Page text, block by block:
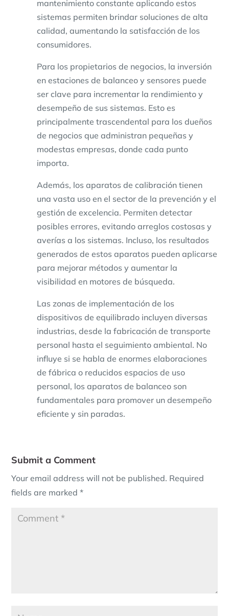
mantenimiento constante aplicando estos
sistemas permiten brindar soluciones de alta
calidad, aumentando la satisfacción de los
consumidores.
Para los propietarios de negocios, la inversión
en estaciones de balanceo y sensores puede
ser clave para incrementar la rendimiento y
desempeño de sus sistemas. Esto es
principalmente trascendental para los dueños
de negocios que administran pequeñas y
modestas empresas, donde cada punto
importa.
Además, los aparatos de calibración tienen
una vasta uso en el sector de la prevención y el
gestión de excelencia. Permiten detectar
posibles errores, evitando arreglos costosas y
averías a los sistemas. Incluso, los resultados
generados de estos aparatos pueden aplicarse
para mejorar métodos y aumentar la
visibilidad en motores de búsqueda.
Las zonas de implementación de los
dispositivos de equilibrado incluyen diversas
industrias, desde la fabricación de transporte
personal hasta el seguimiento ambiental. No
influye si se habla de enormes elaboraciones
de fábrica o reducidos espacios de uso
personal, los aparatos de balanceo son
fundamentales para promover un desempeño
eficiente y sin paradas.
Submit a Comment
Your email address will not be published. Required
fields are marked*